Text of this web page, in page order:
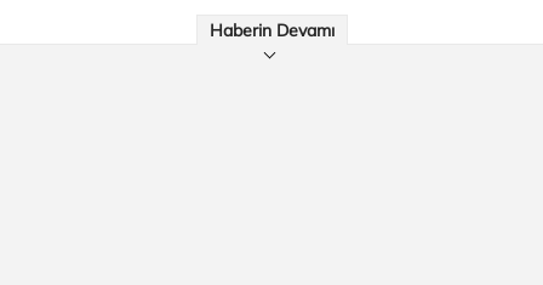
Haberin Devamı